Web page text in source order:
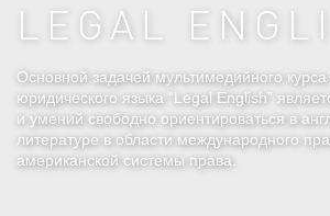
LEGAL
Основной задачей мультимедийного курса
юридического языка “Legal English”
и умений свободно ориентироваться в
литературе в области международного
американской системы права.